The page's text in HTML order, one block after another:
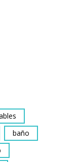
baño